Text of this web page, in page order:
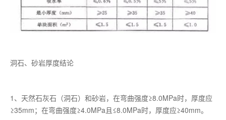
洞石、砂岩厚度结论
1、天然石灰石（洞石）和砂岩，在弯曲强度≥8.0MPa时，厚度应
≥35mm；在弯曲强度≥4.0MPa且≤8.0MPa时，厚度应≥40mm。